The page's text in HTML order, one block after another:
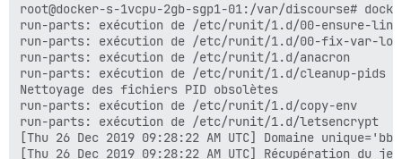
root@docker-s-1vcpu-2gb-sgp1-01:/var/discourse#
run-parts: exécution de /etc/runit/1.d/00-ensure-
run-parts: exécution de /etc/runit/1.d/00-fix-var-
run-parts: exécution de /etc/runit/1.d/anacron
run-parts: exécution de /etc/runit/1.d/cleanup-pids
Nettoyage des fichiers PID obsolètes
run-parts: exécution de /etc/runit/1.d/copy-env
run-parts: exécution de /etc/runit/1.d/letsencrypt
[Thu 26 Dec 2019 09:28:22 AM UTC] Domaine
[Thu 26 Dec 2019 09:28:22 AM UTC] Récupération du